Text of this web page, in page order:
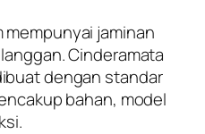
mempunyai jaminan
Cinderamata
dengan standar
bahan, model